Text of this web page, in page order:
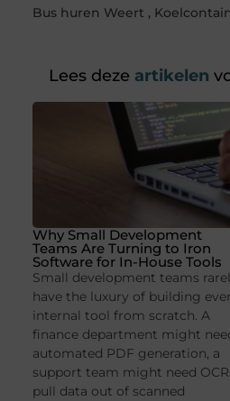
Bus huren Weert ,
Lees deze artikelen
Why Small Development
Teams Are Turning to Iron
Software for In-House Tools
Small development teams
have the luxury of building
internal tool from scratch. A
finance department might
automated PDF generation, a
support team might need
pull data out of scanned